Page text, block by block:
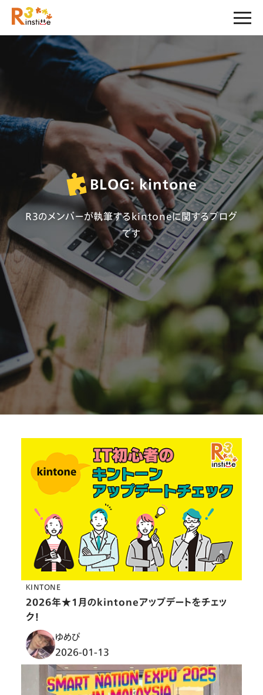
BLOG: kintone
R3のメンバーが執筆するkintoneに関するブログ
です
KINTONE
2026年★1月のkintoneアップデートをチェッ
ク！
ゆめぴ
2026-01-13